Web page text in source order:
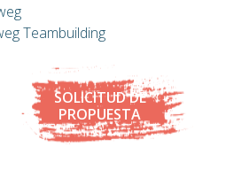
Teambuilding
SOLICITUD DE
PROPUESTA